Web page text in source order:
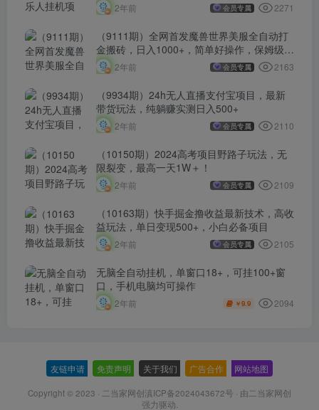
2年前 会员专属 2271
（9111期）全网首发魔兽世界美服全自动打
金搬砖，日入1000+，简单好操作，保姆级教
学
2年前 会员专属 2163
（9934期）24h无人直播支付宝项目，最新
带货玩法，纯躺赚实测日入500+
2年前 会员专属 2110
（10150期）2024高考项目野路子玩法，无
限裂变，最高一天1W＋！
2年前 会员专属 2109
（10163期）快手掘金撸收益最新技术，高收
益玩法，单日变现500+，小白必备项目
2年前 会员专属 2105
无脑全自动挂机，单窗口18+，可挂100+窗
口，手机电脑均可操作
2年前 ￥9.9 2094
友链申请 免责声明 关于我们 广告合作 网站地图
Copyright © 2023 · 二当家网创滇ICP备2024043672号 · 由二当家网创
强力驱动.